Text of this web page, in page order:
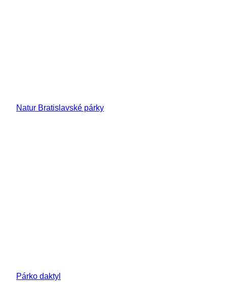
Natur Bratislavské párky
Párko daktyl